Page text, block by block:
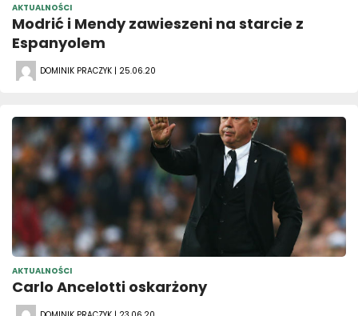
AKTUALNOŚCI
Modrić i Mendy zawieszeni na starcie z
Espanyolem
DOMINIK PRACZYK | 25.06.20
AKTUALNOŚCI
Carlo Ancelotti oskarżony